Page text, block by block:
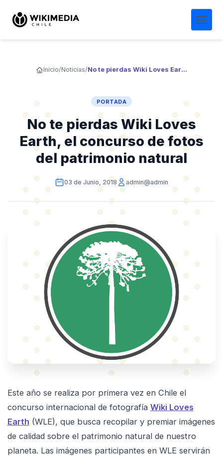
Inicio/Noticias/ No te pierdas Wiki Loves Earth, el concurso de fotos del patrimonio natural
PORTADA
No te pierdas Wiki Loves
Earth, el concurso de fotos
del patrimonio natural
03 de Junio, 2018 admin@admin
Este año se realiza por primera vez en Chile el
concurso internacional de fotografía Wiki Loves
Earth (WLE), que busca recopilar y premiar imágenes
de calidad sobre el patrimonio natural de nuestro
planeta. Las imágenes participantes en WLE servirán